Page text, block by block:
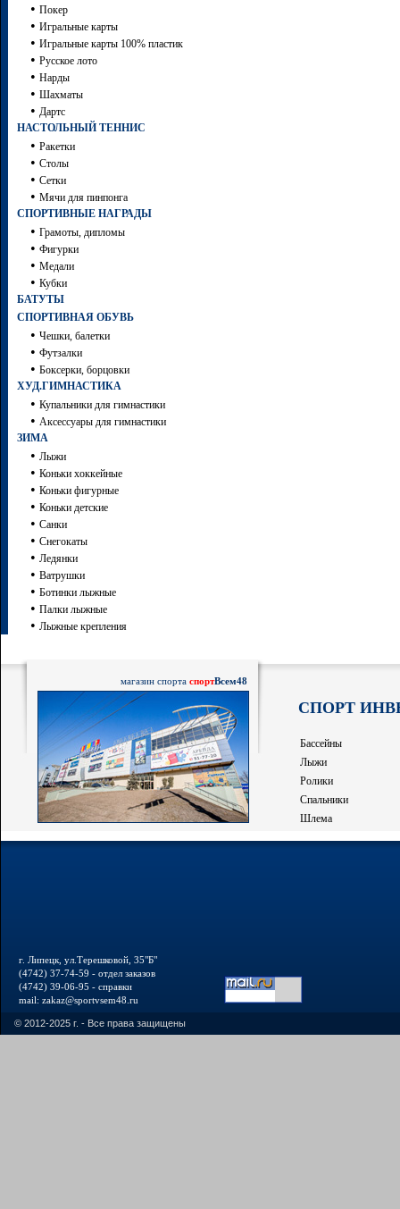
• Покер
• Игральные карты
• Игральные карты 100% пластик
• Русское лото
• Нарды
• Шахматы
• Дартc
НАСТОЛЬНЫЙ ТЕННИС
• Ракетки
• Столы
• Сетки
• Мячи для пинпонга
СПОРТИВНЫЕ НАГРАДЫ
• Грамоты, дипломы
• Фигурки
• Медали
• Кубки
БАТУТЫ
СПОРТИВНАЯ ОБУВЬ
• Чешки, балетки
• Футзалки
• Боксерки, борцовки
ХУД.ГИМНАСТИКА
• Купальники для гимнастики
• Аксессуары для гимнастики
ЗИМА
• Лыжи
• Коньки хоккейные
• Коньки фигурные
• Коньки детские
• Санки
• Снегокаты
• Ледянки
• Ватрушки
• Ботинки лыжные
• Палки лыжные
• Лыжные крепления
магазин спорта спортВсем48
СПОРТ
Бассейны
Лыжи
Ролики
Спальники
Шлема
г. Липецк, ул.Терешковой, 35"Б"
(4742) 37-74-59 - отдел заказов
(4742) 39-06-95 - справки
mail: zakaz@sportvsem48.ru
© 2012-2025 г. - Все права защищены